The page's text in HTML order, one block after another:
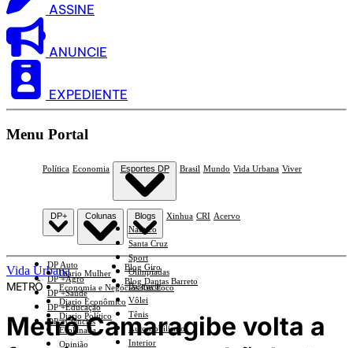
ASSINE
ANUNCIE
EXPEDIENTE
Menu Portal
Política Economia Esportes DP
Náutico
Santa Cruz
Sport
Olimpíadas
Basquete
Vôlei
Tênis
Automobilismo
Interior
Brasil Mundo Vida Urbana Viver
DP+
DP Auto
DP +Agro
DP +Saúde
DP +Educação
DP +Ciências
Colunas
Diario Mulher
Economia e Negócios Em Foco
Diario Econômico
Diario Político
Esplanada
Opinião
Blogs
Blog Giro
Blog Dantas Barreto
Xinhua CRI Acervo
Vida Urbana
METRÔ
Metrô Camaragibe volta a